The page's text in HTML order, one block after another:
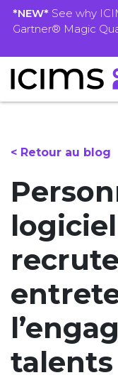
*NEW* See why
Gartner® Magic
< Retour au blog
talents